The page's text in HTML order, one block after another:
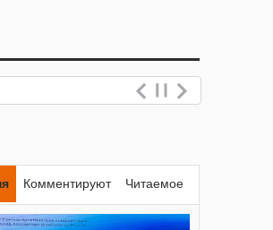
Комментируют Читаемое